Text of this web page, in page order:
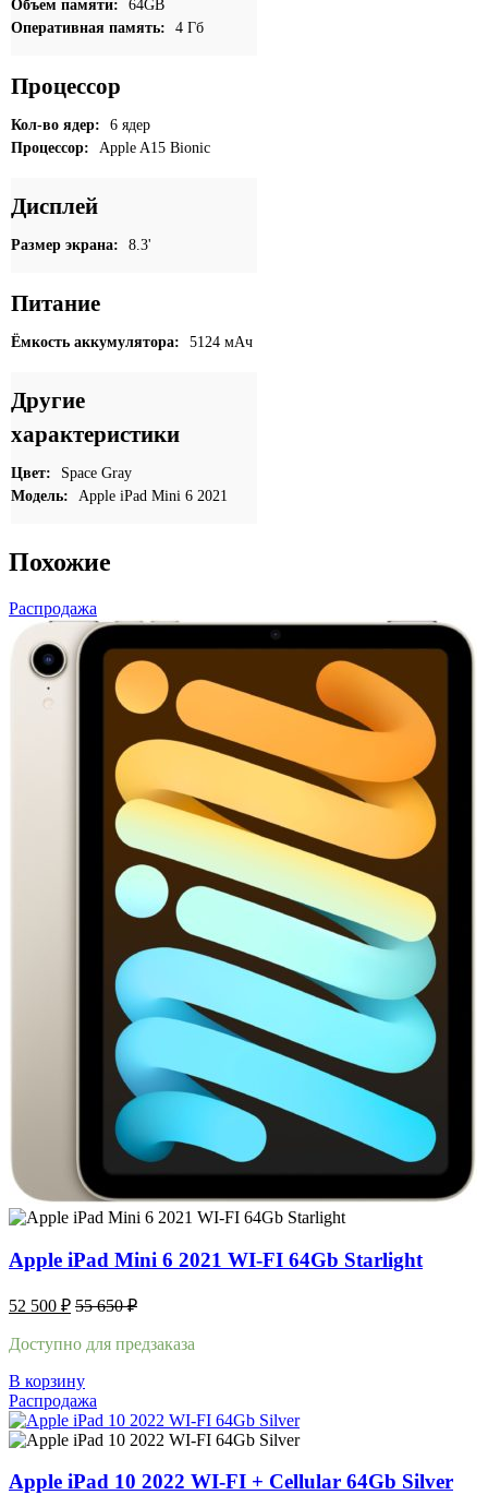
Объем памяти:
64GB
Оперативная память:
4 Гб
Процессор
Кол-во ядер:
6 ядер
Процессор:
Apple A15 Bionic
Дисплей
Размер экрана: 8.3'
Питание
Ёмкость аккумулятора: 5124 мАч
Другие
характеристики
Цвет:
Space Gray
Модель:
Apple iPad Mini 6 2021
Похожие
Распродажа
Apple iPad Mini 6 2021 WI-FI 64Gb Starlight
52 500 ₽ 55 650₽
Доступно для предзаказа
В корзину
Распродажа
Apple iPad 10 2022 WI-FI + Cellular 64Gb Silver